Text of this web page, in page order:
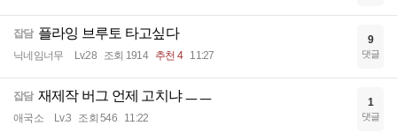
잡담 플라잉 브루토 타고싶다
닉네임너무 Lv.28 조회 1914 추천 4 11:27
9
댓글
잡담 재제작 버그 언제 고치냐 ㅡㅡ
애국소 Lv.3 조회 546 11:22
1
댓글